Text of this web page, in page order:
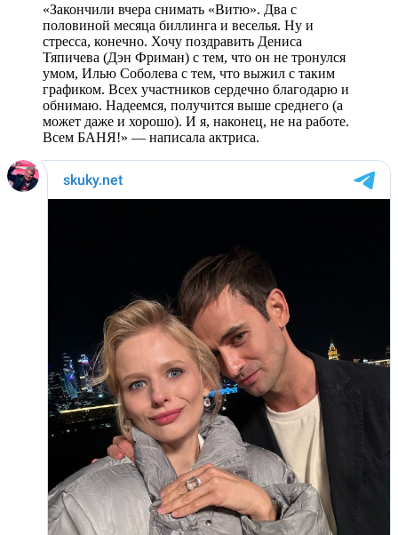
«Закончили вчера снимать «Витю». Два с
половиной месяца биллинга и веселья. Ну и
стресса, конечно. Хочу поздравить Дениса
Тяпичева (Дэн Фриман) с тем, что он не тронулся
умом, Илью Соболева с тем, что выжил с таким
графиком. Всех участников сердечно благодарю и
обнимаю. Надеемся, получится выше среднего (а
может даже и хорошо). И я, наконец, не на работе.
Всем БАНЯ!» — написала актриса.